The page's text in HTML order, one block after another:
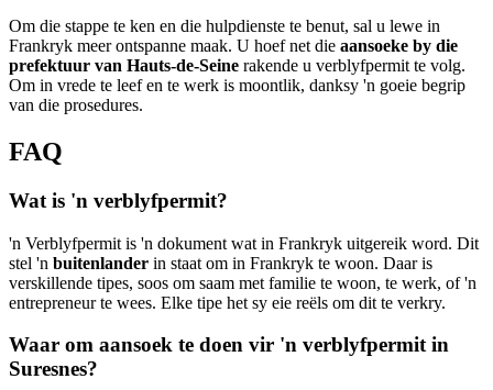
Om die stappe te ken en die hulpdienste te benut, sal u lewe in
Frankryk meer ontspanne maak. U hoef net die aansoeke by die
prefektuur van Hauts-de-Seine rakende u verblyfpermit te volg.
Om in vrede te leef en te werk is moontlik, danksy 'n goeie begrip
van die prosedures.
FAQ
Wat is 'n verblyfpermit?
'n Verblyfpermit is 'n dokument wat in Frankryk uitgereik word. Dit
stel 'n buitenlander in staat om in Frankryk te woon. Daar is
verskillende tipes, soos om saam met familie te woon, te werk, of 'n
entrepreneur te wees. Elke tipe het sy eie reëls om dit te verkry.
Waar om aansoek te doen vir 'n verblyfpermit in
Suresnes?